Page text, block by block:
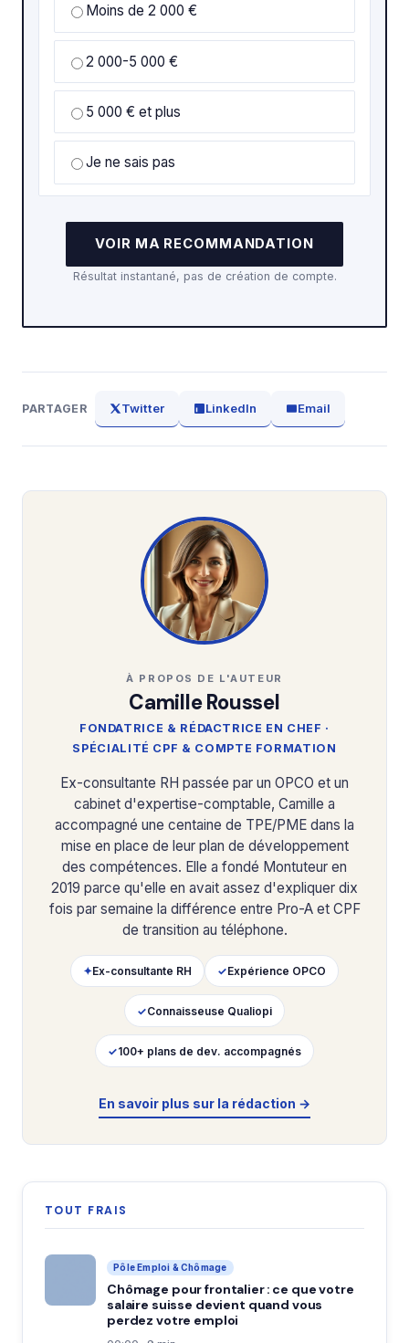
Moins de 2 000 €
2 000-5 000 €
5 000 € et plus
Je ne sais pas
VOIR MA RECOMMANDATION
Résultat instantané, pas de création de compte.
PARTAGER Twitter LinkedIn Email
À PROPOS DE L'AUTEUR
Camille Roussel
FONDATRICE & RÉDACTRICE EN CHEF ·
SPÉCIALITÉ CPF & COMPTE FORMATION
Ex-consultante RH passée par un OPCO et un
cabinet d'expertise-comptable, Camille a
accompagné une centaine de TPE/PME dans la
mise en place de leur plan de développement
des compétences. Elle a fondé Montuteur en
2019 parce qu'elle en avait assez d'expliquer dix
fois par semaine la différence entre Pro-A et CPF
de transition au téléphone.
✦Ex-consultante RH ✓Expérience OPCO
✓Connaisseuse Qualiopi
✓100+ plans de dev. accompagnés
En savoir plus sur la rédaction →
TOUT FRAIS
Pôle Emploi & Chômage
Chômage pour frontalier : ce que votre
salaire suisse devient quand vous
perdez votre emploi